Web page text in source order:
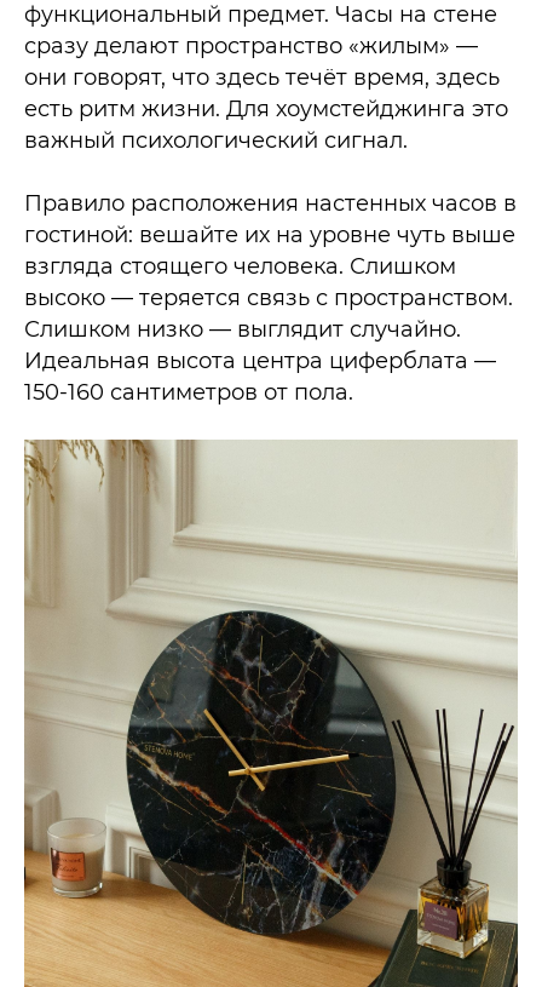
функциональный предмет. Часы на стене
сразу делают пространство «жилым» —
они говорят, что здесь течёт время, здесь
есть ритм жизни. Для хоумстейджинга это
важный психологический сигнал.​
Правило расположения настенных часов в
гостиной: вешайте их на уровне чуть выше
взгляда стоящего человека. Слишком
высоко — теряется связь с пространством.
Слишком низко — выглядит случайно.
Идеальная высота центра циферблата —
150-160 сантиметров от пола.